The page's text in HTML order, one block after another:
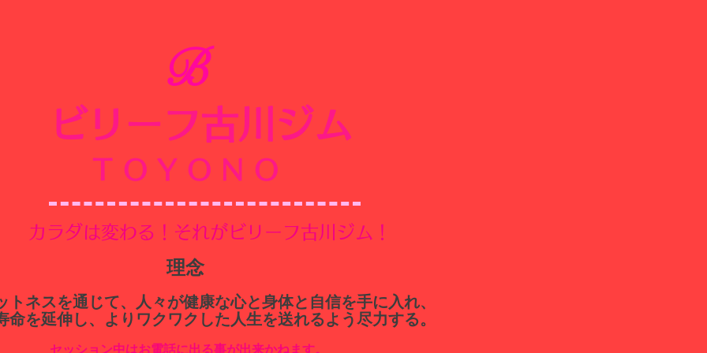
ビリーフ古川ジム
TOYONO
B
​カラダは変わる！それがビリーフ古川ジム！
​理念
トネスを通じて、人々が健康な心と身体と自信を手に入れ、
命を延伸し、よりワクワクした人生を送れるよう尽力する。
セッション中はお電話に出る事が出来かねます。